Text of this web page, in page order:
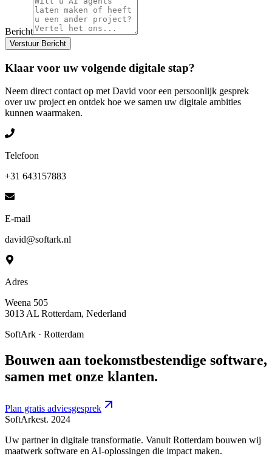
Bericht
Verstuur Bericht
Klaar voor uw volgende digitale stap?
Neem direct contact op met David voor een persoonlijk gesprek
over uw project en ontdek hoe we samen uw digitale ambities
kunnen waarmaken.
Telefoon
+31 643157883
E-mail
david@softark.nl
Adres
Weena 505
3013 AL Rotterdam, Nederland
SoftArk · Rotterdam
Bouwen aan toekomstbestendige software,
samen met onze klanten.
Plan gratis adviesgesprek
SoftArkest. 2024
Uw partner in digitale transformatie. Vanuit Rotterdam bouwen wij
maatwerk software en AI-oplossingen die impact maken.